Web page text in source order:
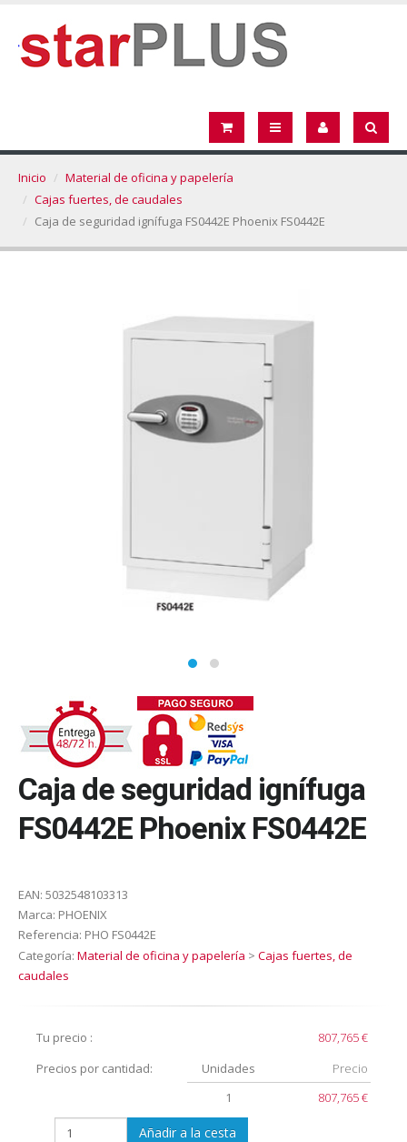
Inicio
Material de oficina y papelería
Cajas fuertes, de caudales
Caja de seguridad ignífuga FS0442E Phoenix FS0442E
Caja de seguridad ignífuga
FS0442E Phoenix FS0442E
EAN: 5032548103313
Marca: PHOENIX
Referencia: PHO FS0442E
Categoría: Material de oficina y papelería > Cajas fuertes, de
caudales
Tu precio :
807,765 €
Precios por cantidad:
Unidades
Precio
1
807,765 €
Añadir a la cesta